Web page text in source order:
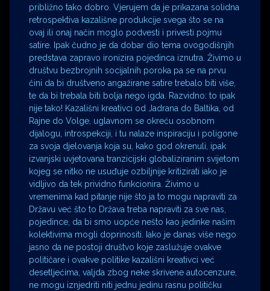
približno tako dobro. Vjerujem da je prikazana solidna
retrospektiva kazališne produkcije svega što se na
ovaj ili onaj način moglo podvesti i privesti pojmu
satire. Ipak čudno je da dobar dio tema ovogodišnjih
predstava zapravo ironizira pojedinca iznutra. Živimo u
društvu bezbrojnih socijalnih poroka pa se na prvu
čini da bi društveno angažirane satire trebalo biti više,
te da bi trebala biti bolja nego igda. Razvidno: to ipak
nije tako! Kazališni kreativci od Jadrana do Baltika, od
Rajne do Volge, uglavnom se okreću osobnom
dijalogu, introspekciji, i tu nalaze inspiraciju i poligone
za svoja djelovanja koja su, kako god okrenuli, ipak
izvanjski uvjetovana tranzicijski globaliziranim svijetom
kojeg se nitko ne usuđuje ozbiljnije kritizirati iako je
vidljivo da tek prividno funkcionira. Živimo u
vremenima kad pitanje nije što ja to mogu napraviti za
Državu već što to Država treba napraviti za sve nas,
pojedince, da bi smo uopće nešto kao jedinke našim
kolektivima mogli doprinositi. Iako je danas više nego
jasno da ne postoji društvo koje zaslužuje ovakve
političare i ovakve politike kazališni kreativci već
desetljećima, valjda zbog neke skrivene autocenzure,
ne mogu iznjedriti niti jednu jedinu rasnu političku